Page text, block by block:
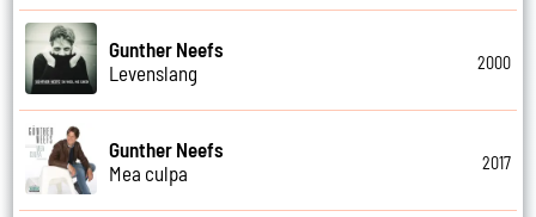
Gunther Neefs
Levenslang
2000
Gunther Neefs
Mea culpa
2017